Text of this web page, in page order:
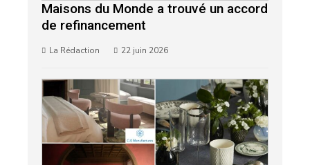
Maisons du Monde a trouvé un accord
de refinancement
La Rédaction 22 juin 2026